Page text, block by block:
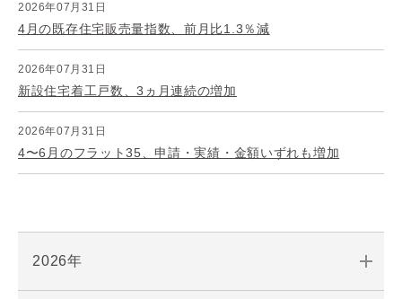
2026年07月31日
4月の既存住宅販売量指数、前月比1.3％減
2026年07月31日
新設住宅着工戸数、3ヵ月連続の増加
2026年07月31日
4〜6月のフラット35、申請・実績・金額いずれも増加
2026年